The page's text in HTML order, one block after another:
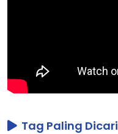
Tag Paling Dicari